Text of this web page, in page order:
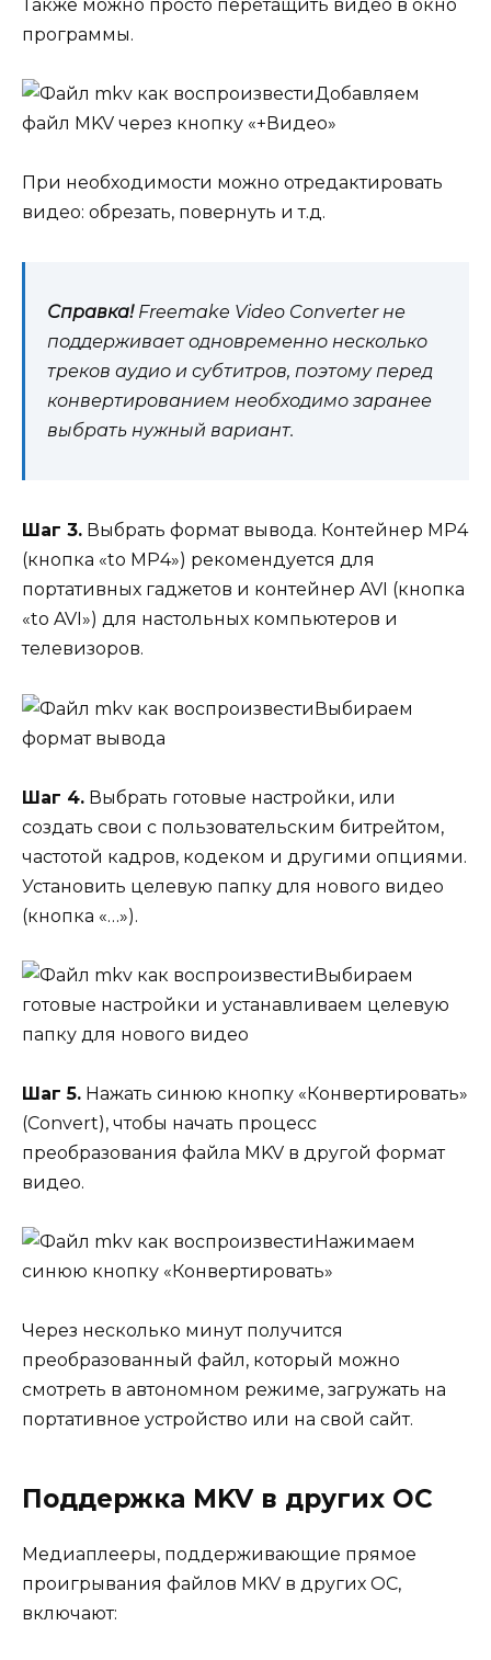
Также можно просто перетащить видео в окно
программы.
Добавляем
файл MKV через кнопку «+Видео»
При необходимости можно отредактировать
видео: обрезать, повернуть и т.д.
Справка!Freemake Video Converter не
поддерживает одновременно несколько
треков аудио и субтитров, поэтому перед
конвертированием необходимо заранее
выбрать нужный вариант.
Шаг 3. Выбрать формат вывода. Контейнер MP4
(кнопка «to MP4») рекомендуется для
портативных гаджетов и контейнер AVI (кнопка
«to AVI») для настольных компьютеров и
телевизоров.
Выбираем
формат вывода
Шаг 4. Выбрать готовые настройки, или
создать свои с пользовательским битрейтом,
частотой кадров, кодеком и другими опциями.
Установить целевую папку для нового видео
(кнопка «…»).
Выбираем
готовые настройки и устанавливаем целевую
папку для нового видео
Шаг 5. Нажать синюю кнопку «Конвертировать»
(Convert), чтобы начать процесс
преобразования файла MKV в другой формат
видео.
Нажимаем
синюю кнопку «Конвертировать»
Через несколько минут получится
преобразованный файл, который можно
смотреть в автономном режиме, загружать на
портативное устройство или на свой сайт.
Поддержка MKV в других ОС
Медиаплееры, поддерживающие прямое
проигрывания файлов MKV в других ОС,
включают: